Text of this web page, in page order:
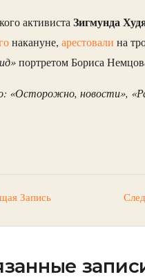
активистаЗигмунда
накануне, арестовали на
портретом Бориса
«Осторожно, новости»,
Запись